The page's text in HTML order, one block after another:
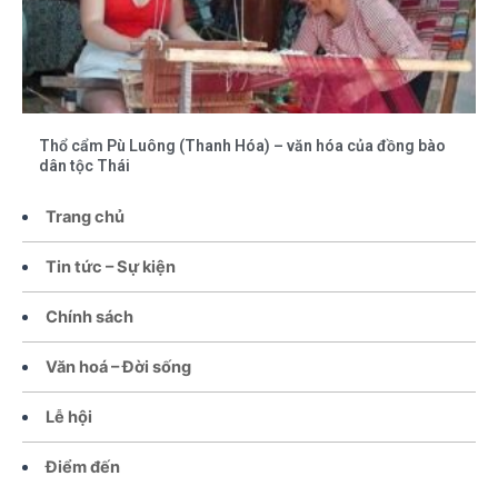
Trang chủ
Tin tức – Sự kiện
Chính sách
Văn hoá – Đời sống
Lễ hội
Điểm đến
Thổ cẩm Pù Luông (Thanh Hóa) – văn hóa của đồng bào
dân tộc Thái